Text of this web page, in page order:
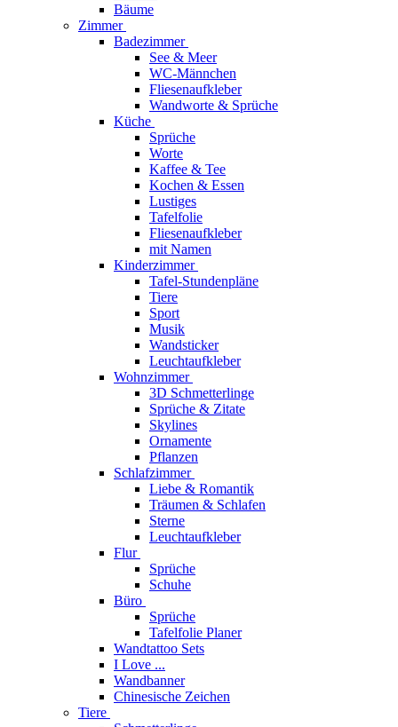
Bäume
Zimmer
Badezimmer
See & Meer
WC-Männchen
Fliesenaufkleber
Wandworte & Sprüche
Küche
Sprüche
Worte
Kaffee & Tee
Kochen & Essen
Lustiges
Tafelfolie
Fliesenaufkleber
mit Namen
Kinderzimmer
Tafel-Stundenpläne
Tiere
Sport
Musik
Wandsticker
Leuchtaufkleber
Wohnzimmer
3D Schmetterlinge
Sprüche & Zitate
Skylines
Ornamente
Pflanzen
Schlafzimmer
Liebe & Romantik
Träumen & Schlafen
Sterne
Leuchtaufkleber
Flur
Sprüche
Schuhe
Büro
Sprüche
Tafelfolie Planer
Wandtattoo Sets
I Love ...
Wandbanner
Chinesische Zeichen
Tiere